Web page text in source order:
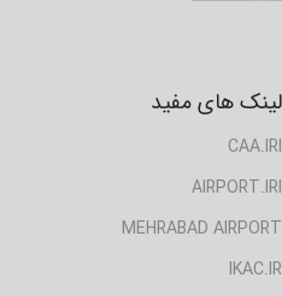
لینک های مفید
CAA.IRI
AIRPORT.IRI
MEHRABAD AIRPORT
IKAC.IR